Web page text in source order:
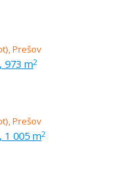
973 m2
1 005 m2